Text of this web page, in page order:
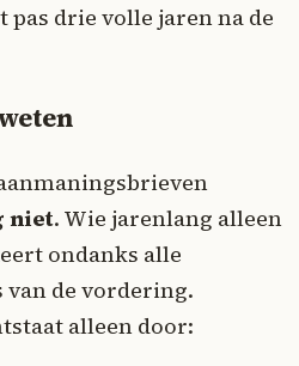
pas drie volle jaren na de
niet. Wie jarenlang alleen
ondanks alle
de vordering.
alleen door: